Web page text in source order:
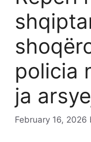
policia
ja
February 16, 2026